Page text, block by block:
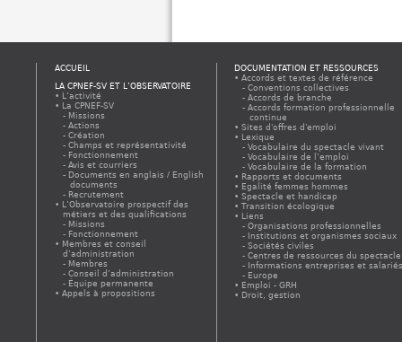
ACCUEIL
LA CPNEF-SV ET L’OBSERVATOIRE
L’activité
La CPNEF-SV
Missions
Actions
Création
Champs et représentativité
Fonctionnement
Avis et courriers
Documents en anglais / English
documents
Recrutement
L’Observatoire prospectif des
métiers et des qualifications
Missions
Fonctionnement
Membres et conseil
d’administration
Membres
Conseil d’administration
Équipe permanente
Appels à propositions
DOCUMENTATION ET RESSOURCES
Accords et textes de référence
Conventions collectives
Accords de branche
Accords formation professionnelle
continue
Sites d'offres d'emploi
Lexique
Vocabulaire du spectacle vivant
Vocabulaire de l’emploi
Vocabulaire de la formation
Rapports et documents
Egalité femmes hommes
Spectacle et handicap
Transition écologique
Liens
Organisations professionnelles
Institutions et organismes sociaux
Sociétés civiles
Centres de ressources du spectacle
Informations entreprises et
Europe
Emploi - GRH
Droit, gestion